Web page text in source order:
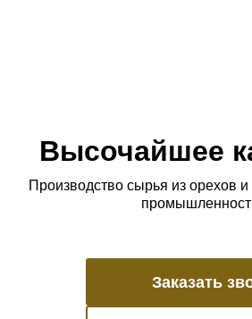
Высочайшее
Производство сырья из орехов
Заказать